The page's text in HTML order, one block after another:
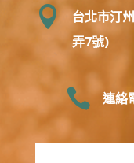

台北市汀
弄7號)
 連絡